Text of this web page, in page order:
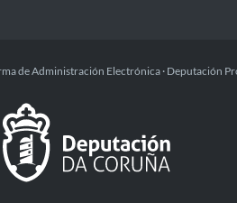
de Administración Electrónica · Deputación